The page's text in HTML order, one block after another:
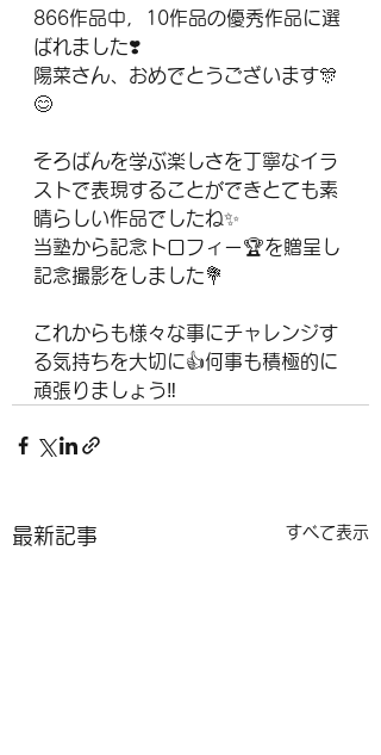
866作品中，10作品の優秀作品に選
ばれました❣️
陽菜さん、おめでとうございます🎊
😊
そろばんを学ぶ楽しさを丁寧なイラ
ストで表現することができとても素
晴らしい作品でしたね✨
当塾から記念トロフィー🏆を贈呈し
記念撮影をしました💐
これからも様々な事にチャレンジす
る気持ちを大切に👍何事も積極的に
頑張りましょう‼️
最新記事 すべて表示